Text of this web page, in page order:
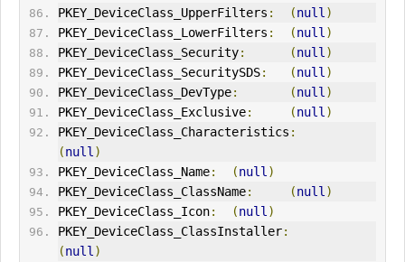
PKEY_DeviceClass_UpperFilters : (null )
PKEY_DeviceClass_LowerFilters : (null )
PKEY_DeviceClass_Security: (null )
PKEY_DeviceClass_SecuritySDS: (null )
PKEY_DeviceClass_DevType: (null )
PKEY_DeviceClass_Exclusive: (null )
PKEY_DeviceClass_Characteristics :
(null )
PKEY_DeviceClass_Name: (null )
PKEY_DeviceClass_ClassName: (null )
PKEY_DeviceClass_Icon: (null )
PKEY_DeviceClass_ClassInstaller:
(null )